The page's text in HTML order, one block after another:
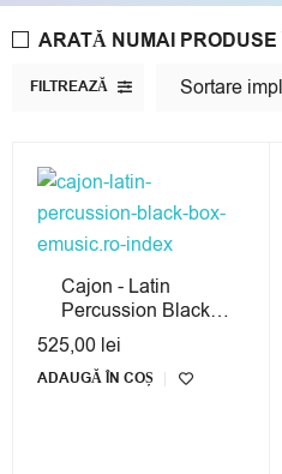
FILTREAZĂ Sortare
ARATĂ NUMAI PRODUSE
Cajon - Latin
Percussion Black
Box
525,00 lei
ADAUGĂ ÎN COȘ